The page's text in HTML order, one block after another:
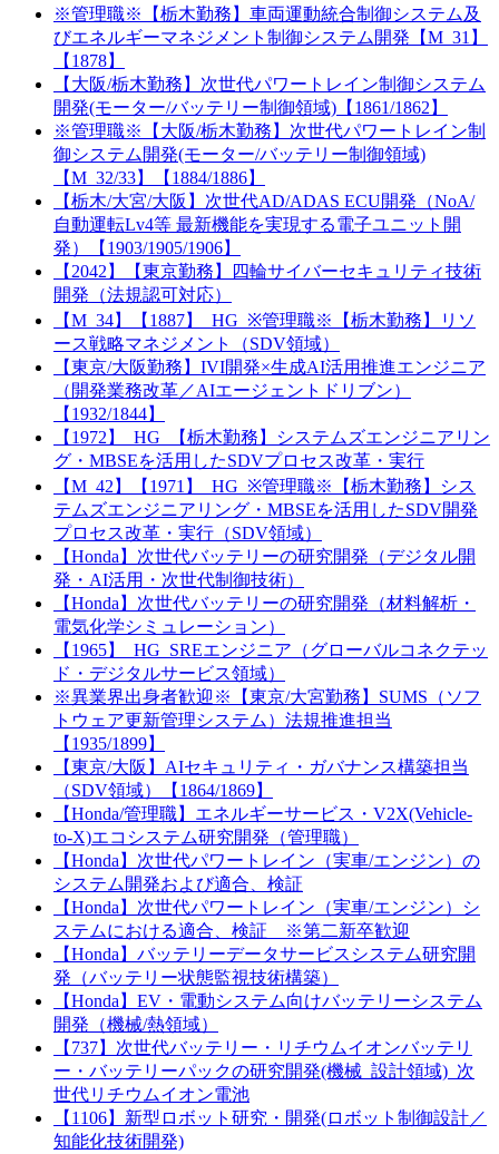
※管理職※【栃木勤務】車両運動統合制御システム及
びエネルギーマネジメント制御システム開発【M_31】
【1878】
【大阪/栃木勤務】次世代パワートレイン制御システム
開発(モーター/バッテリー制御領域)【1861/1862】
※管理職※【大阪/栃木勤務】次世代パワートレイン制
御システム開発(モーター/バッテリー制御領域)
【M_32/33】【1884/1886】
【栃木/大宮/大阪】次世代AD/ADAS ECU開発（NoA/
自動運転Lv4等 最新機能を実現する電子ユニット開
発）【1903/1905/1906】
【2042】【東京勤務】四輪サイバーセキュリティ技術
開発（法規認可対応）
【M_34】【1887】_HG_※管理職※【栃木勤務】リソ
ース戦略マネジメント（SDV領域）
【東京/大阪勤務】IVI開発×生成AI活用推進エンジニア
（開発業務改革／AIエージェントドリブン）
【1932/1844】
【1972】_HG_【栃木勤務】システムズエンジニアリン
グ・MBSEを活用したSDVプロセス改革・実行
【M_42】【1971】_HG_※管理職※【栃木勤務】シス
テムズエンジニアリング・MBSEを活用したSDV開発
プロセス改革・実行（SDV領域）
【Honda】次世代バッテリーの研究開発（デジタル開
発・AI活用・次世代制御技術）
【Honda】次世代バッテリーの研究開発（材料解析・
電気化学シミュレーション）
【1965】_HG_SREエンジニア（グローバルコネクテッ
ド・デジタルサービス領域）
※異業界出身者歓迎※【東京/大宮勤務】SUMS（ソフ
トウェア更新管理システム）法規推進担当
【1935/1899】
【東京/大阪】AIセキュリティ・ガバナンス構築担当
（SDV領域）【1864/1869】
【Honda/管理職】エネルギーサービス・V2X(Vehicle-
to-X)エコシステム研究開発（管理職）
【Honda】次世代パワートレイン（実車/エンジン）の
システム開発および適合、検証
【Honda】次世代パワートレイン（実車/エンジン）シ
ステムにおける適合、検証 ※第二新卒歓迎
【Honda】バッテリーデータサービスシステム研究開
発（バッテリー状態監視技術構築）
【Honda】EV・電動システム向けバッテリーシステム
開発（機械/熱領域）
【737】次世代バッテリー・リチウムイオンバッテリ
ー・バッテリーパックの研究開発(機械_設計領域)_次
世代リチウムイオン電池
【1106】新型ロボット研究・開発(ロボット制御設計／
知能化技術開発)